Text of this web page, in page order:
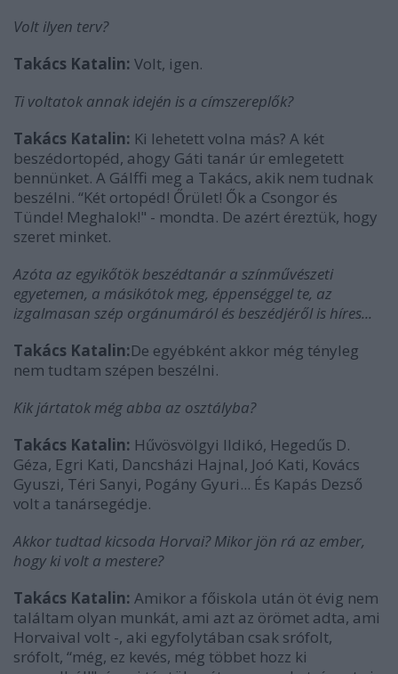
Volt ilyen terv?
Takács Katalin: Volt, igen.
Ti voltatok annak idején is a címszereplők?
Takács Katalin: Ki lehetett volna más? A két
beszédortopéd, ahogy Gáti tanár úr emlegetett
bennünket. A Gálffi meg a Takács, akik nem tudnak
beszélni. “Két ortopéd! Őrület! Ők a Csongor és
Tünde! Meghalok!" - mondta. De azért éreztük, hogy
szeret minket.
Azóta az egyikőtök beszédtanár a színművészeti
egyetemen, a másikótok meg, éppenséggel te, az
izgalmasan szép orgánumáról és beszédjéről is híres...
Takács Katalin:De egyébként akkor még tényleg
nem tudtam szépen beszélni.
Kik jártatok még abba az osztályba?
Takács Katalin: Hűvösvölgyi Ildikó, Hegedűs D.
Géza, Egri Kati, Dancsházi Hajnal, Joó Kati, Kovács
Gyuszi, Téri Sanyi, Pogány Gyuri... És Kapás Dezső
volt a tanársegédje.
Akkor tudtad kicsoda Horvai? Mikor jön rá az ember,
hogy ki volt a mestere?
Takács Katalin: Amikor a főiskola után öt évig nem
találtam olyan munkát, ami azt az örömet adta, ami
Horvaival volt -, aki egyfolytában csak srófolt,
srófolt, “még, ez kevés, még többet hozz ki